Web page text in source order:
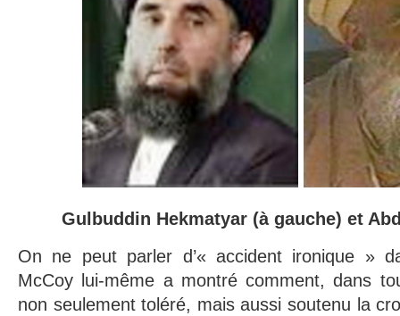
Gulbuddin Hekmatyar (à gauche) et
On ne peut parler d’« accident ironique »
McCoy lui-même a montré comment, dans
non seulement toléré, mais aussi soutenu la